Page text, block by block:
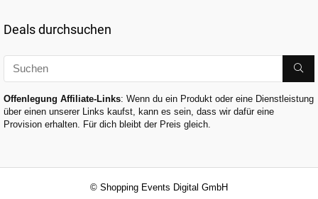
Deals durchsuchen
Offenlegung Affiliate-Links: Wenn du ein Produkt oder eine Dienstleistung
über einen unserer Links kaufst, kann es sein, dass wir dafür eine
Provision erhalten. Für dich bleibt der Preis gleich.
© Shopping Events Digital GmbH